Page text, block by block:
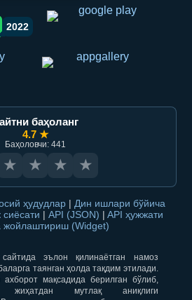
orqali ulashishorqali ulashish
2022
баҳоланг
4.7 ★
Баҳоловчи: 441
★ ★ ★ ★
ҳудудлар | Дин ишлари бўйича
| API (JSON) | API ҳужжати
жойлаштириш (Widget)
сайтида эълон қилинаётган намоз
таянган ҳолда тақдим этилади.
мақсадида берилган бўлиб,
жиҳатдан мутлақ аниқлиги